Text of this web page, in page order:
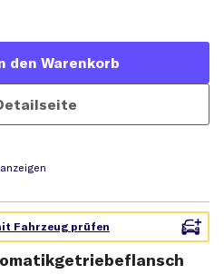
den Warenkorb